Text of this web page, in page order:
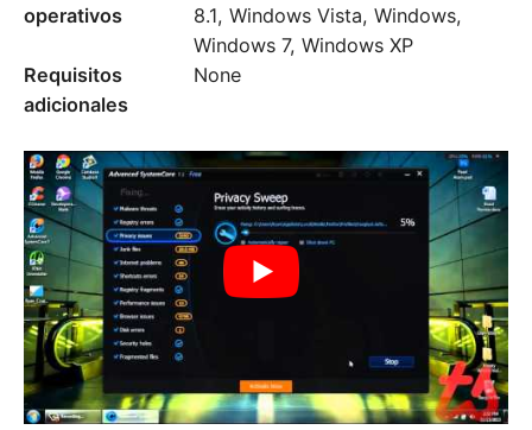
operativos
8.1, Windows Vista, Windows,
Windows 7, Windows XP
Requisitos
adicionales
None